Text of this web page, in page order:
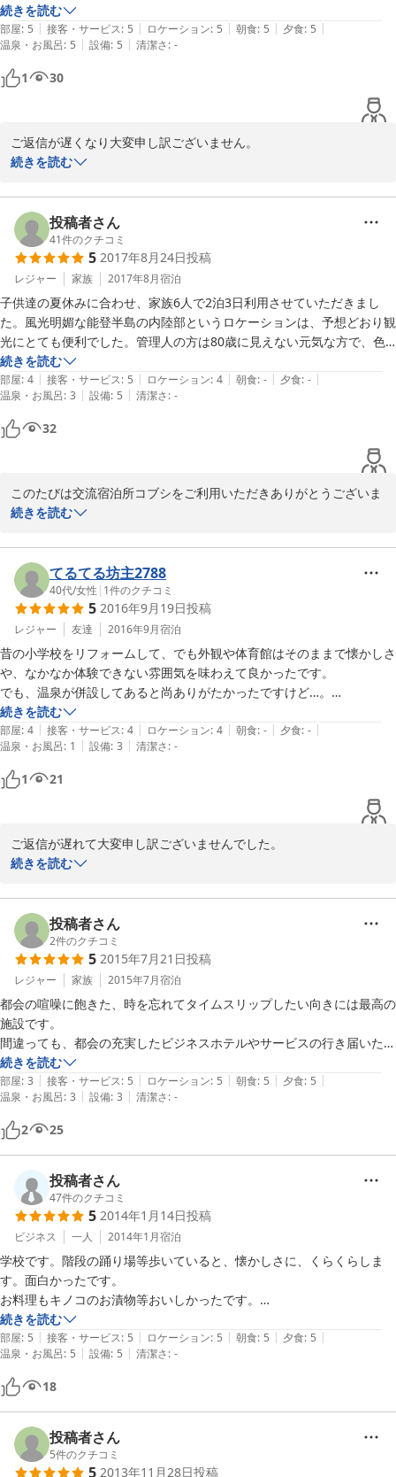
は輪島塗の器でいただき、丁寧なお料理でした。宿の前に流れる小川の
水の音、すっきりと見える星空…とても気持ちよかったです。この次は
前泊の宿ではなく、こちらの宿を目的に伺いたいと思います。
続きを読む
部屋: 5 | 接客・サービス: 5 | ロケーション: 5 | 朝食: 5 | 夕食: 5 |
温泉・お風呂: 5 | 設備: 5 | 清潔さ: -
1 30
ご返信が遅くなり大変申し訳ございません。
その節は、わざわざ能登までお越しいただき感謝しております。能
きたことは私にとっても楽しく、想い出深い１日となりました。縫
製場を先日談話室に改装しました。是非、またお会いしてゆっくり
お話しできることを楽しみにしております。
2017-11-17
続きを読む
投稿者さん
41件のクチコミ
5 2017年8月24日投稿
レジャー 家族 2017年8月宿泊
子供達の夏休みに合わせ、家族6人で2泊3日利用させていただきまし
た。風光明媚な能登半島の内陸部というロケーションは、予想どおり観
光にとても便利でした。管理人の方は80歳に見えない元気な方で、色
んな話をしてくれて、旅の楽しみの1つになりました。小学校をそのま
ま残し一部改造した建物は、子供達に大好評で、また連れて行けとせが
まれています。布団持参だったので、びっくりするくらい安く利用でき
ました。他に利用される方々もそうでしたが、4,5人くらいの単位で一
部屋(子供達含むと6人でも大丈夫)、複数泊で能登半島を満喫がおすす
めです。私の今回の旅は満点、欲を言うならもう1泊予定すれば良かっ
た、と思います。管理人のおじさん、お世話になりました。またぜひ利
用させていただきたいと思いますので、末永くお元気で。
続きを読む
部屋: 4 | 接客・サービス: 5 | ロケーション: 4 | 朝食: - | 夕食: - |
温泉・お風呂: 3 | 設備: 5 | 清潔さ: -
32
このたびは交流宿泊所コブシをご利用いただきありがとうございま
す。
しく思っております。
特にお子様のにぎやかな声が聞こえることはこの地域、特に廃校に
なったこの学校にとって本当に本当にありがたく活力を頂くと共に
感謝の気持ちでいっぱいになっております。旧職員室には古い体重
計や授業に使用されたピアノ、体育館にはお祭り用のキリコや昔の
農作業道具などが保存されておりますので次回はじっくりご覧にな
ってください。
ここのスタッフは８０歳でも元気バリバリ！　皆様の旅のおもてな
しすることを楽しみにしております。
楽しい時間の２泊３日はあっという間ですよね。次回は更にゆっく
り滞在して頂き能登の大自然と旬の海山の幸、そして能登人の優し
また、元気でお会いできることを心よりお待ちしております。
続きを読む
てるてる坊主2788
40代/女性 | 1件のクチコミ
5 2016年9月19日投稿
レジャー 友達 2016年9月宿泊
昔の小学校をリフォームして、でも外観や体育館はそのままで懐かしさ
や、なかなか体験できない雰囲気を味わえて良かったです。
でも、温泉が併設してあると尚ありがたかったですけど…。
料金もかなりリーズナブルでとても良かったです。
また利用したいと思います。
続きを読む
部屋: 4 | 接客・サービス: 4 | ロケーション: 4 | 朝食: - | 夕食: - |
温泉・お風呂: 1 | 設備: 3 | 清潔さ: -
1 21
ご返信が遅れて大変申し訳ございませんでした。
このたびは『交流宿泊所コブシ』のご利用と共に高い評価を頂きあ
自然いっぱいの能登里山と元学校を改装した宿にびっくりされたこ
とと思います。近辺にお店等もなくご不便をお掛けしたのではない
でしょうか。
併設とはいきませんが能登町には『能登七見健康福祉の郷　なご
み』という地元民がよく通う温泉施設があります。車で15分ほどの
距離ですが海が見える露天風呂や食堂、広い休憩所、直売所なども
あります。
今回の能登旅は想い出に残る旅行になりましたでしょうか。
是非またのご来訪を心からお待ちしております。
2016-10-25
続きを読む
投稿者さん
2件のクチコミ
5 2015年7月21日投稿
レジャー 家族 2015年7月宿泊
都会の喧噪に飽きた、時を忘れてタイムスリップしたい向きには最高の
施設です。
間違っても、都会の充実したビジネスホテルやサービスの行き届いた旅
館を想像してはいけません。
アメニティは充実しているとはいえませんが、廃校にはぴかぴかの調度
品は不釣り合いですから、手作り感いっぱいでむしろ素晴らしく調和し
ています。
近くまで行ったものの道に迷って電話したら、すぐに車で先導してくれ
ました。
道路から入ればそれは昭和の学校そのもので、校庭に昇降口、体育館、
出迎えてくれる優しいおじさん、お話し好きのおばさんのおいしい手料
理、何もかもがノスタルジックにあふれ、涙が出てきそうです。
夜になれば、外は漆黒の闇、そして真の静寂が待っています。泊まった
日は、他にお客さんが少なかったので、贅沢なことに独り占めのようで
した。
こんな素晴らしい場所で、ネットやスマホいじりなんて勿体ないのでし
てはいけません。
アルコールの類は置いていないので、飲みたい方は4kmくらい離れたヤ
マザキストアで買っておきましょう。立派な冷蔵庫が完備していますの
で保管は心配いりません。学校内でもアルコールはOKです(笑)
お食事は、食べる直前に作ってくれるのでほかほか、朝食は口に合うよ
うにと嗜好を聞いた上で味付けしてくれます。食材は地元のもの中心
で、お袋の味にこれまた涙が流れます。できたら、是非食事をつけるこ
とをお勧めします。
出発の歳には、その日の朝に取れた野菜をいただきました。
続きを読む
部屋: 3 | 接客・サービス: 5 | ロケーション: 5 | 朝食: 5 | 夕食: 5 |
温泉・お風呂: 3 | 設備: 3 | 清潔さ: -
2 25
投稿者さん
47件のクチコミ
5 2014年1月14日投稿
ビジネス 一人 2014年1月宿泊
学校です。階段の踊り場等歩いていると、懐かしさに、くらくらしま
す。面白かったです。
お料理もキノコのお漬物等おいしかったです。
部屋は、教室を改造してあり、窓から見える校庭に、ノスタルジックを
覚えました。
インターネットをしたい場合は、LANケーブルを持参する必要がありま
す。
能登空港からの足は自分で必ず確保しましょう！タクシーは乗合のた
め、事前に予約しておく必要があります。
今の季節は予約が取れるようですが、雪解けが過ぎると、かなり予約が
大変になるようです。地元石川県内の方も、テレビ等でこちらの予約が
続きを読む
部屋: 5 | 接客・サービス: 5 | ロケーション: 5 | 朝食: 5 | 夕食: 5 |
温泉・お風呂: 5 | 設備: 5 | 清潔さ: -
18
投稿者さん
5件のクチコミ
5 2013年11月28日投稿